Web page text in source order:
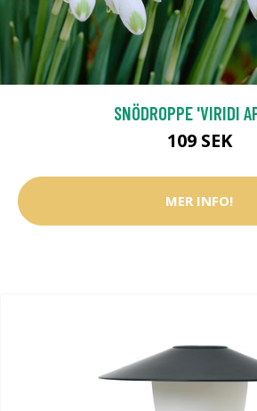
SNÖDROPPE 'VIRIDI
109 SEK
MER INFO!